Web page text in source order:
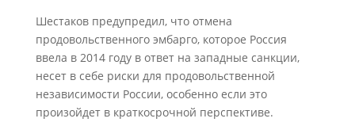
Шестаков предупредил, что отмена
продовольственного эмбарго, которое Россия
ввела в 2014 году в ответ на западные санкции,
несет в себе риски для продовольственной
независимости России, особенно если это
произойдет в краткосрочной перспективе.